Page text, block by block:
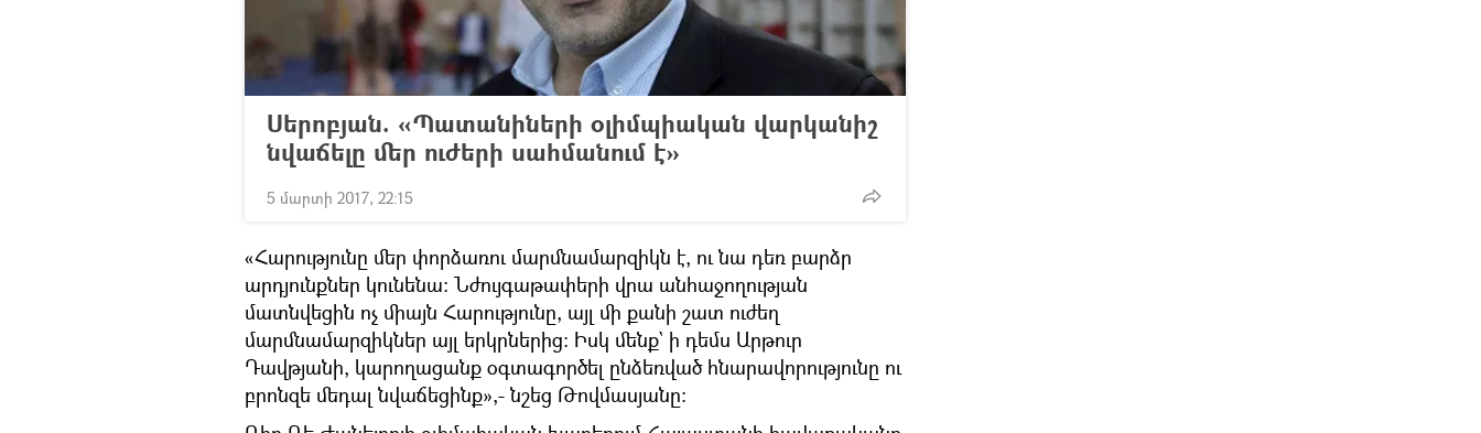
Սերոբյան. «Պատանիների օլիմպիական վարկանիշ
նվաճելը մեր ուժերի սահմանում է»
5 մարտի 2017, 22:15
«Հարությունը մեր փորձառու մարմնամարզիկն է, ու նա դեռ բարձր
արդյունքներ կունենա: Նժույգաթափերի վրա անհաջողության
մատնվեցին ոչ միայն Հարությունը, այլ մի քանի շատ ուժեղ
մարմնամարզիկներ այլ երկրներից: Իսկ մենք` ի դեմս Արթուր
Դավթյանի, կարողացանք օգտագործել ընձեռված հնարավորությունը ու
բրոնզե մեդալ նվաճեցինք»,- նշեց Թովմասյանը: